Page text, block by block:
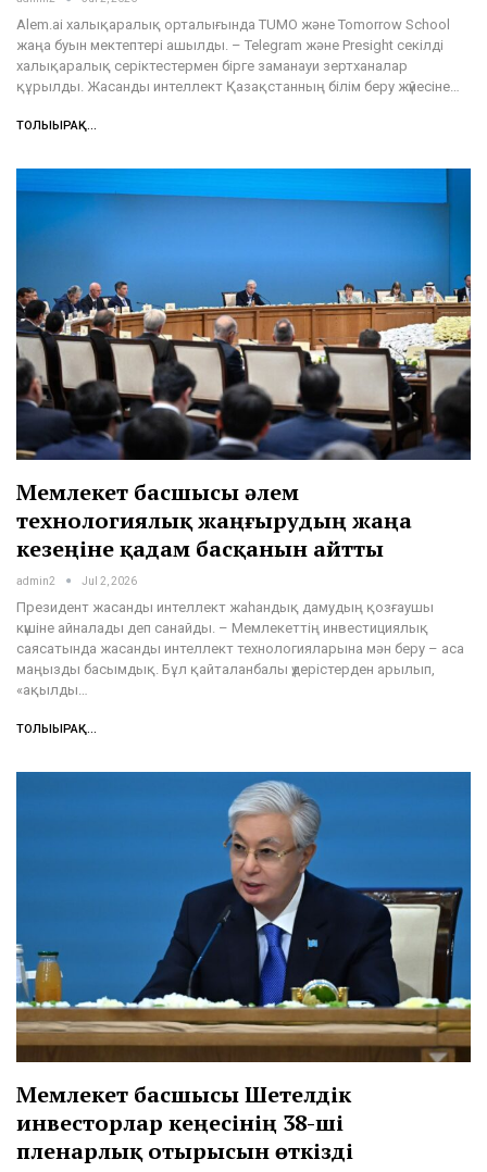
Alem.ai халықаралық орталығында TUMO және Tomorrow School
жаңа буын мектептері ашылды. – Telegram және Presight секілді
халықаралық серіктестермен бірге заманауи зертханалар
құрылды. Жасанды интеллект Қазақстанның білім беру жүйесіне…
ТОЛЫҒЫРАҚ...
Мемлекет басшысы әлем
технологиялық жаңғырудың жаңа
кезеңіне қадам басқанын айтты
admin2 Jul 2, 2026
Президент жасанды интеллект жаһандық дамудың қозғаушы
күшіне айналады деп санайды. – Мемлекеттің инвестициялық
саясатында жасанды интеллект технологияларына мән беру – аса
маңызды басымдық. Бұл қайталанбалы үдерістерден арылып,
«ақылды…
ТОЛЫҒЫРАҚ...
Мемлекет басшысы Шетелдік
инвесторлар кеңесінің 38-ші
пленарлық отырысын өткізді